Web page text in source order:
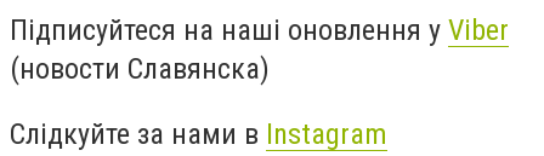
Підписуйтеся на наші оновлення у Viber
(новости Славянска)
Слідкуйте за нами в Instagram